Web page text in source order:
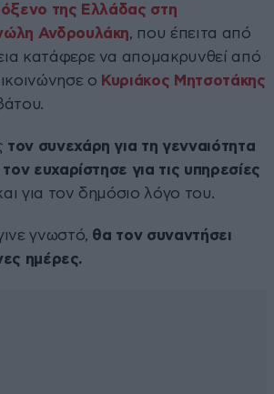
της Ελλάδας στη
Ανδρουλάκη, που έπειτα από
κατάφερε να απομακρυνθεί από
ο Κυριάκος Μητσοτάκης
τον συνεχάρη για τη γενναιότητα
ευχαρίστησε για τις υπηρεσίες
για τον δημόσιο λόγο του.
γνωστό, θα τον συναντήσει
ημέρες.